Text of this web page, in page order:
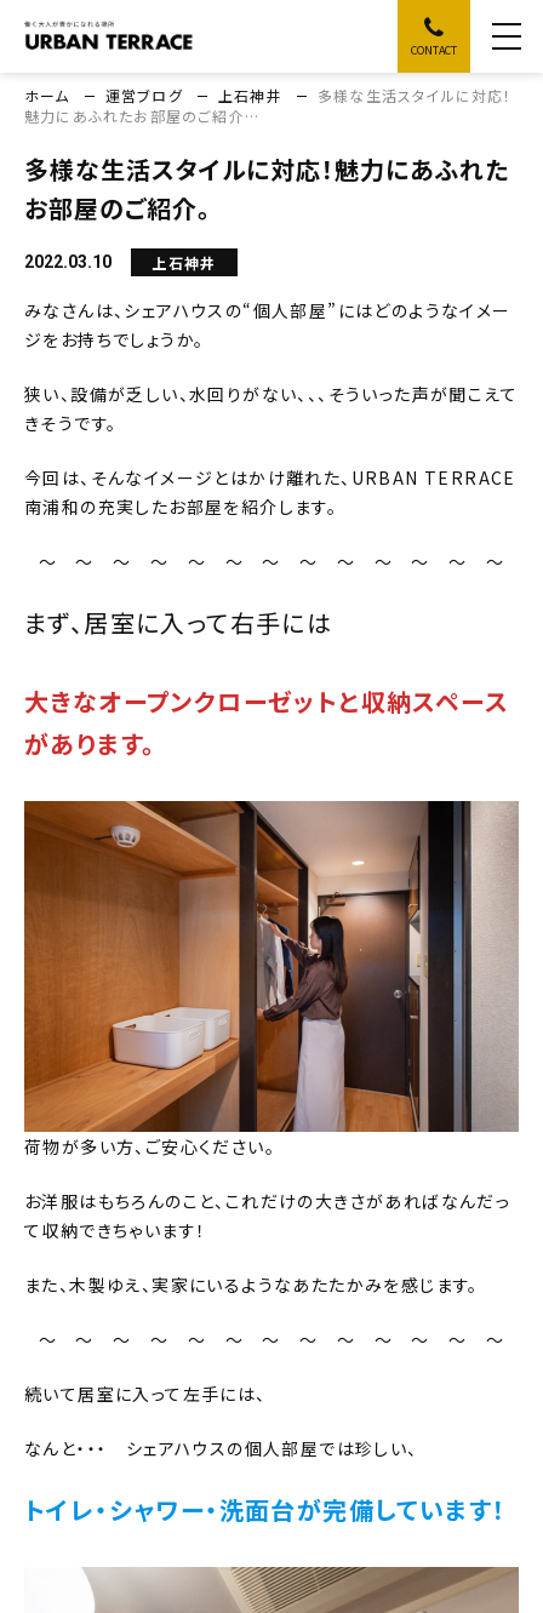
CONTACT
ホーム 運営ブログ 上石神井
多様な生活スタイルに対応！
魅力にあふれたお部屋のご紹介…
多様な生活スタイルに対応！魅力にあふれた
お部屋のご紹介。
2022.03.10 上石神井
みなさんは、シェアハウスの“個人部屋”にはどのようなイメー
ジをお持ちでしょうか。
狭い、設備が乏しい、水回りがない、、、そういった声が聞こえて
きそうです。
今回は、そんなイメージとはかけ離れた、URBAN TERRACE
南浦和の充実したお部屋を紹介します。
～ ～ ～ ～ ～ ～ ～ ～ ～ ～ ～ ～ ～
まず、居室に入って右手には
大きなオープンクローゼットと収納スペース
があります。
荷物が多い方、ご安心ください。
お洋服はもちろんのこと、これだけの大きさがあればなんだっ
て収納できちゃいます！
また、木製ゆえ、実家にいるようなあたたかみを感じます。
～ ～ ～ ～ ～ ～ ～ ～ ～ ～ ～ ～ ～
続いて居室に入って左手には、
なんと・・・ シェアハウスの個人部屋では珍しい、
トイレ・シャワー・洗面台が完備しています！